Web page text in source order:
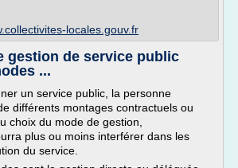
locales.gouv.fr
gestion de service public
...
un service public, la personne
différents montages contractuels ou
choix du mode de gestion,
plus ou moins interférer dans les
du service.